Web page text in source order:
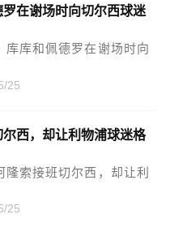
在谢场时向切尔西球迷
库和佩德罗在谢场时向
25
西，却让利物浦球迷格
索接班切尔西，却让利
25